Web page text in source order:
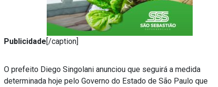
Publicidade[/caption]
O prefeito Diego Singolani anunciou que seguirá a medida
determinada hoje pelo Governo do Estado de São Paulo que